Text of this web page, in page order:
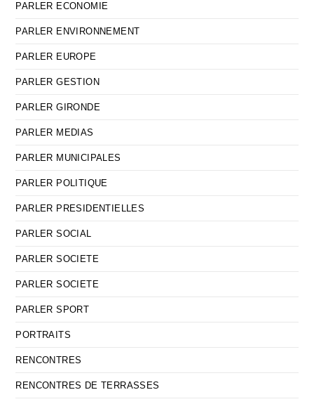
PARLER ECONOMIE
PARLER ENVIRONNEMENT
PARLER EUROPE
PARLER GESTION
PARLER GIRONDE
PARLER MEDIAS
PARLER MUNICIPALES
PARLER POLITIQUE
PARLER PRESIDENTIELLES
PARLER SOCIAL
PARLER SOCIETE
PARLER SOCIETE
PARLER SPORT
PORTRAITS
RENCONTRES
RENCONTRES DE TERRASSES